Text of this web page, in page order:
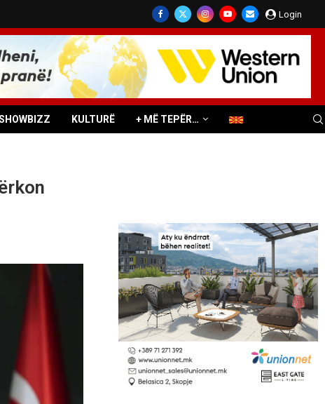
Login
KULTURË + MË TEPËR…